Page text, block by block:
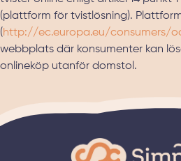
(plattform för tvistlösning).
(http://ec.europa.eu/consumers/
webbplats där konsumenter kan
onlineköp utanför domstol.